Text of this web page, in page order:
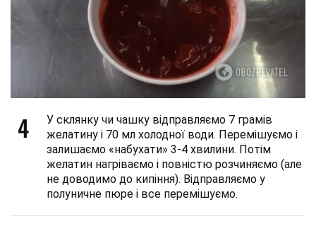
4
У склянку чи чашку відправляємо 7 грамів
желатину і 70 мл холодної води. Перемішуємо і
залишаємо «набухати» 3-4 хвилини. Потім
желатин нагріваємо і повністю розчиняємо (але
не доводимо до кипіння). Відправляємо у
полуничне пюре і все перемішуємо.